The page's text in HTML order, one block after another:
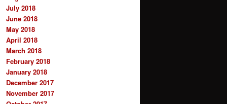
July 2018
June 2018
May 2018
April 2018
March 2018
February 2018
January 2018
December 2017
November 2017